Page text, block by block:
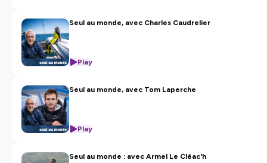
Seul au monde, avec Charles Caudrelier
Play
Seul au monde, avec Tom Laperche
Play
Seul au monde : avec Armel Le Cléac'h